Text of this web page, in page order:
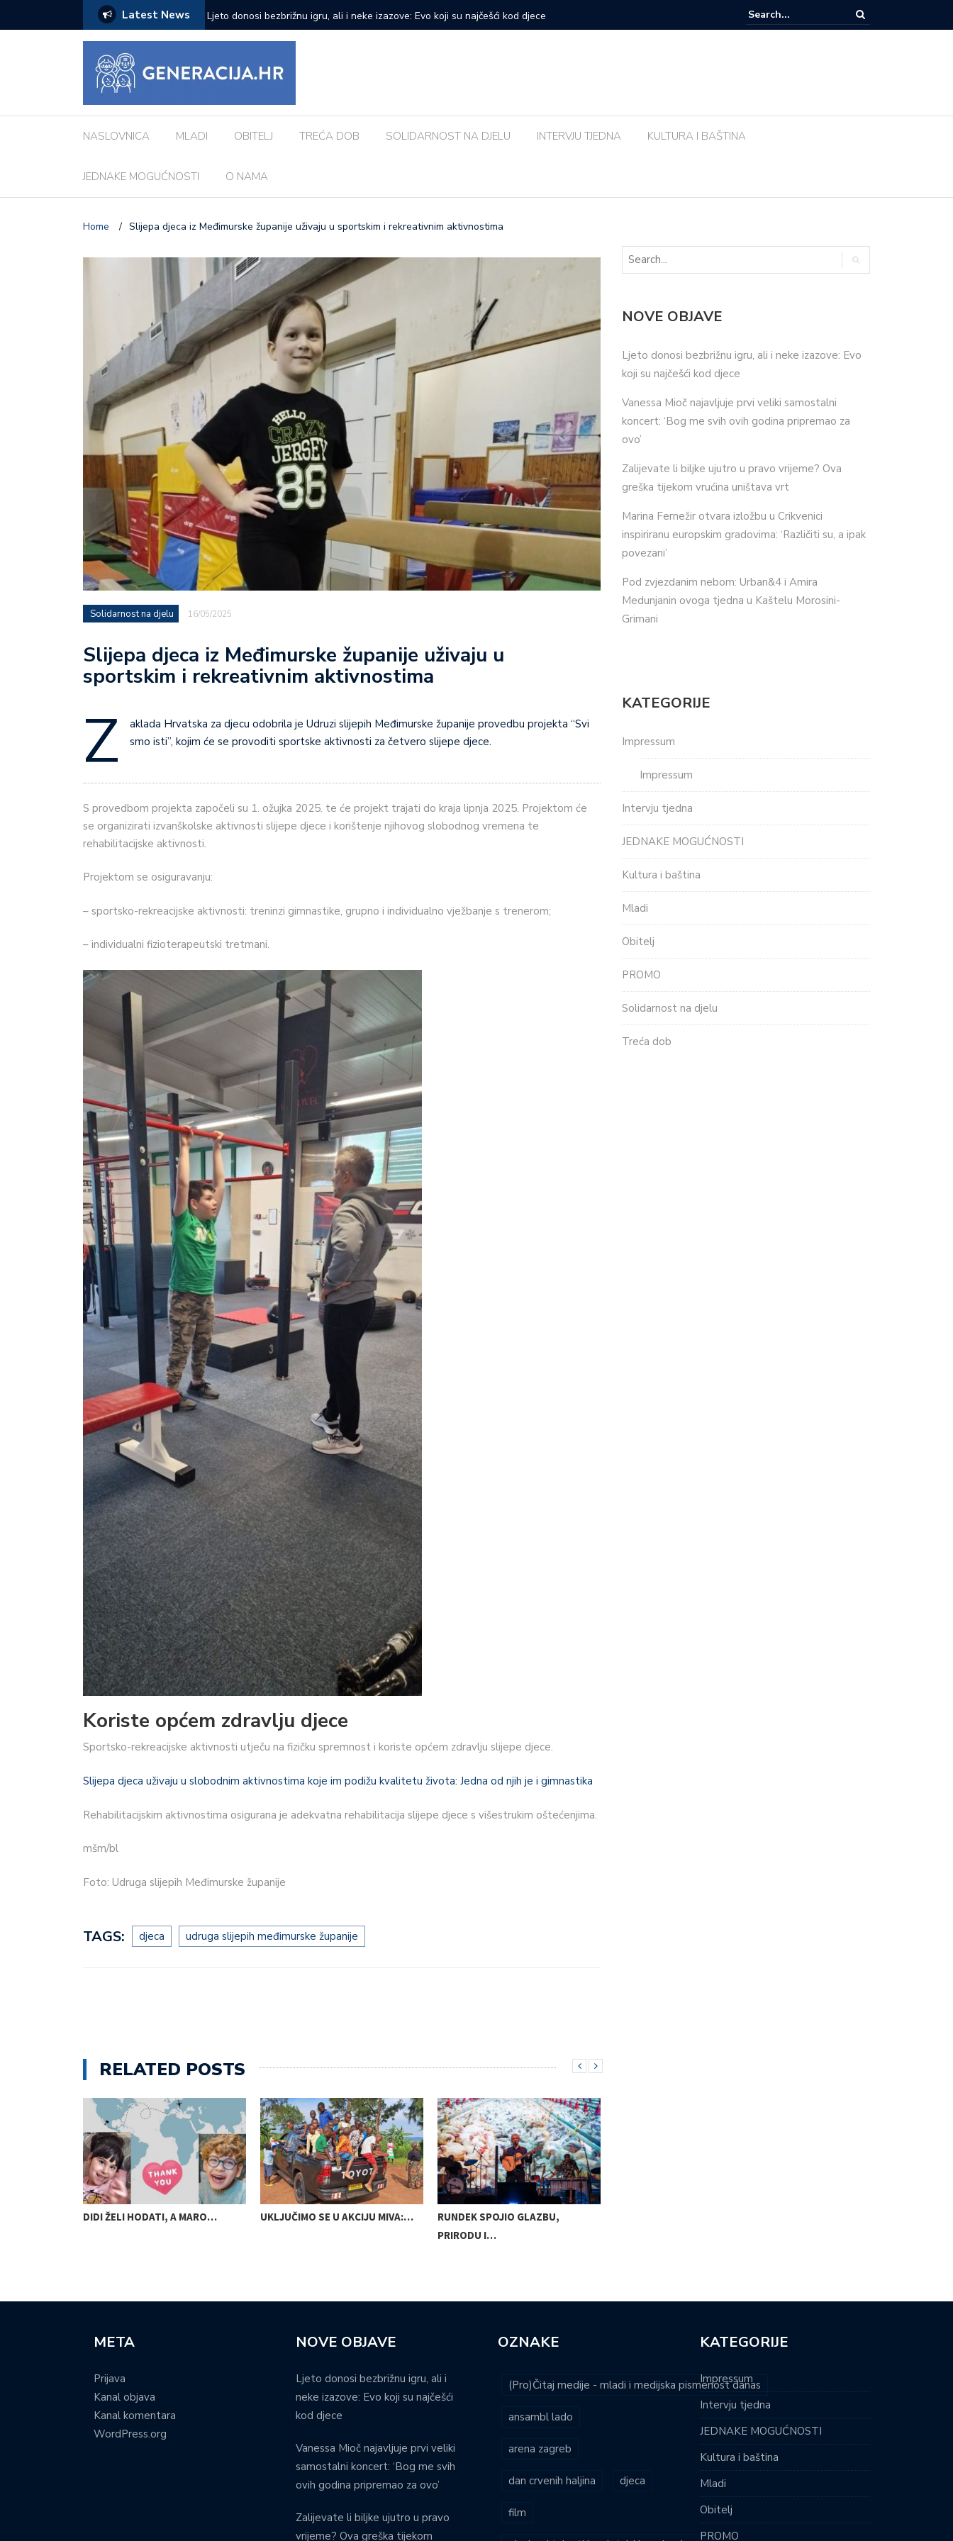
Latest News
Evo koji su najčešći kod djece
Vanessa Mioč najavljuje prvi veliki samostalni koncert: ‘Bog me svih ovih godina
pripremao za ovo’
Zalijevate li biljke ujutro u pravo vrijeme? Ova greška tijekom vrućina uništava
NASLOVNICA MLADI OBITELJ TREĆA DOB SOLIDARNOST NA DJELU INTERVJU TJEDNA KULTURA I BAŠTINA
JEDNAKE MOGUĆNOSTI O NAMA
Home / Slijepa djeca iz Međimurske županije uživaju u sportskim i rekreativnim aktivnostima
Solidarnost na djelu 16/05/2025
Slijepa djeca iz Međimurske županije uživaju u
sportskim i rekreativnim aktivnostima
Z
aklada Hrvatska za djecu odobrila je Udruzi slijepih Međimurske županije provedbu projekta “Svi
smo isti”, kojim će se provoditi sportske aktivnosti za četvero slijepe djece.
S provedbom projekta započeli su 1. ožujka 2025. te će projekt trajati do kraja lipnja 2025. Projektom će
se organizirati izvanškolske aktivnosti slijepe djece i korištenje njihovog slobodnog vremena te
rehabilitacijske aktivnosti.
Projektom se osiguravanju:
– sportsko-rekreacijske aktivnosti: treninzi gimnastike, grupno i individualno vježbanje s trenerom;
– individualni fizioterapeutski tretmani.
Koriste općem zdravlju djece
Sportsko-rekreacijske aktivnosti utječu na fizičku spremnost i koriste općem zdravlju slijepe djece.
Slijepa djeca uživaju u slobodnim aktivnostima koje im podižu kvalitetu života: Jedna od njih je i gimnastika
Rehabilitacijskim aktivnostima osigurana je adekvatna rehabilitacija slijepe djece s višestrukim oštećenjima.
mšm/bl
Foto: Udruga slijepih Međimurske županije
TAGS: djeca udruga slijepih međimurske županije
RELATED POSTS
DIDI ŽELI HODATI, A MARO… UKLJUČIMO SE U AKCIJU MIVA:…
RUNDEK SPOJIO GLAZBU,
PRIRODU I…
NOVE OBJAVE
Ljeto donosi bezbrižnu igru, ali i neke izazove: Evo
koji su najčešći kod djece
Vanessa Mioč najavljuje prvi veliki samostalni
koncert: ‘Bog me svih ovih godina pripremao za
ovo’
Zalijevate li biljke ujutro u pravo vrijeme? Ova
greška tijekom vrućina uništava vrt
Marina Fernežir otvara izložbu u Crikvenici
inspiriranu europskim gradovima: ‘Različiti su, a ipak
povezani’
Pod zvjezdanim nebom: Urban&4 i Amira
Medunjanin ovoga tjedna u Kaštelu Morosini-
Grimani
KATEGORIJE
Impressum
Impressum
Intervju tjedna
JEDNAKE MOGUĆNOSTI
Kultura i baština
Mladi
Obitelj
PROMO
Solidarnost na djelu
Treća dob
META
Prijava
Kanal objava
Kanal komentara
WordPress.org
NOVE OBJAVE
Ljeto donosi bezbrižnu igru, ali i
neke izazove: Evo koji su najčešći
kod djece
Vanessa Mioč najavljuje prvi veliki
samostalni koncert: ‘Bog me svih
ovih godina pripremao za ovo’
Zalijevate li biljke ujutro u pravo
vrijeme? Ova greška tijekom
OZNAKE
(Pro)Čitaj medije - mladi i medijska pismenost danas
ansambl lado
arena zagreb
dan crvenih haljina djeca
film
KATEGORIJE
Impressum
Intervju tjedna
JEDNAKE MOGUĆNOSTI
Kultura i baština
Mladi
Obitelj
PROMO